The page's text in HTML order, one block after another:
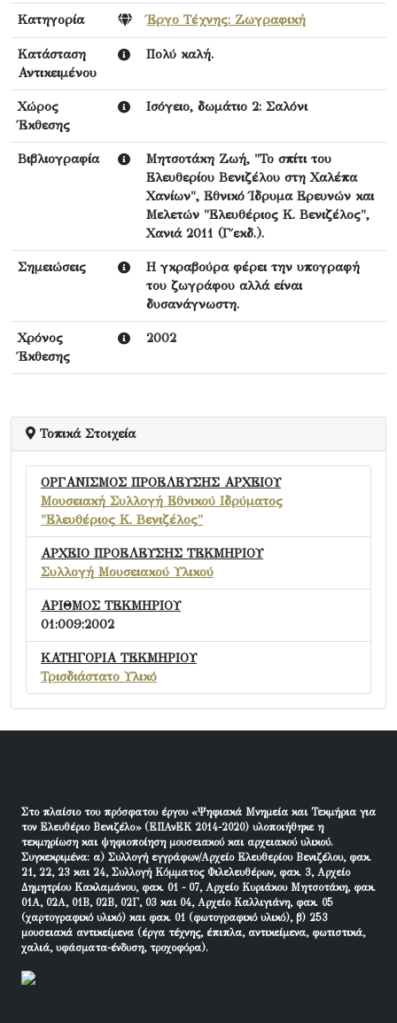
Κατηγορία Έργο Τέχνης: Ζωγραφική
Κατάσταση
Αντικειμένου
Πολύ καλή.
Χώρος
Έκθεσης
Ισόγειο, δωμάτιο 2: Σαλόνι
Βιβλιογραφία
Μητσοτάκη Ζωή, "Το σπίτι του
Ελευθερίου Βενιζέλου στη Χαλέπα
Χανίων", Εθνικό Ίδρυμα Ερευνών και
Μελετών "Ελευθέριος Κ. Βενιζέλος",
Χανιά 2011 (Γ΄εκδ.).
Σημειώσεις
Η γκραβούρα φέρει την υπογραφή
του ζωγράφου αλλά είναι
δυσανάγνωστη.
Χρόνος
Έκθεσης
2002
Τοπικά Στοιχεία
ΟΡΓΑΝΙΣΜΟΣ ΠΡΟΕΛΕΥΣΗΣ ΑΡΧΕΙΟΥ
Μουσειακή Συλλογή Εθνικού Ιδρύματος
"Ελευθέριος Κ. Βενιζέλος"
ΑΡΧΕΙΟ ΠΡΟΕΛΕΥΣΗΣ ΤΕΚΜΗΡΙΟΥ
Συλλογή Μουσειακού Υλικού
ΑΡΙΘΜΟΣ ΤΕΚΜΗΡΙΟΥ
01:009:2002
ΚΑΤΗΓΟΡΙΑ ΤΕΚΜΗΡΙΟΥ
Τρισδιάστατο Υλικό
Στο πλαίσιο του πρόσφατου έργου «Ψηφιακά Μνημεία και Τεκμήρια για
τον Ελευθέριο Βενιζέλο» (ΕΠΑνΕΚ 2014-2020) υλοποιήθηκε η
τεκμηρίωση και ψηφιοποίηση μουσειακού και αρχειακού υλικού.
Συγκεκριμένα: α) Συλλογή εγγράφων/Αρχείο Ελευθερίου Βενιζέλου, φακ.
21, 22, 23 και 24, Συλλογή Κόμματος Φιλελευθέρων, φακ. 3, Αρχείο
Δημητρίου Κακλαμάνου, φακ. 01 - 07, Αρχείο Κυριάκου Μητσοτάκη, φακ.
01Α, 02Α, 01Β, 02Β, 02Γ, 03 και 04, Αρχείο Καλλιγιάνη, φακ. 05
(χαρτογραφικό υλικό) και φακ. 01 (φωτογραφικό υλικό), β) 253
μουσειακά αντικείμενα (έργα τέχνης, έπιπλα, αντικείμενα, φωτιστικά,
χαλιά, υφάσματα-ένδυση, τροχοφόρα).